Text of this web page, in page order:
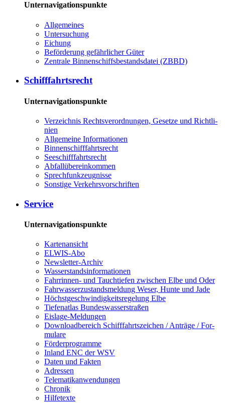
Unternavigationspunkte
All­ge­mei­nes
Un­ter­su­chung
Ei­chung
Be­för­de­rung ge­fähr­li­cher Gü­ter
Zen­tra­le Bin­nen­schiffs­be­stands­da­tei (ZBBD)
Schiff­fahrts­recht
Unternavigationspunkte
Ver­zeich­nis Rechts­ver­ord­nun­gen, Ge­set­ze und Richt­li­
ni­en
All­ge­mei­ne In­for­ma­tio­nen
Bin­nen­schiff­fahrts­recht
See­schiff­fahrts­recht
Ab­fall­über­ein­kom­men
Sprech­funk­zeug­nis­se
Sons­ti­ge Ver­kehrs­vor­schrif­ten
Ser­vice
Unternavigationspunkte
Kar­ten­an­sicht
EL­WIS-​Abo
Newslet­ter-​Ar­chiv
Was­ser­stands­in­for­ma­tio­nen
Fahr­rin­nen-​ und Tauch­tie­fen zwi­schen El­be und Oder
Fahr­was­ser­zu­stands­mel­dung We­ser, Hun­te und Ja­de
Höchst­ge­schwin­dig­keits­re­ge­lung El­be
Tie­fe­n­at­las Bun­des­was­ser­stra­ßen
Eis­la­ge-​Mel­dun­gen
Dow­n­load­be­reich Schiff­fahrts­zei­chen / An­trä­ge / For­
mu­la­re
För­der­pro­gram­me
In­land ENC der WSV
Da­ten und Fak­ten
Adres­sen
Te­le­ma­ti­kan­wen­dun­gen
Chro­nik
Hil­fe­tex­te